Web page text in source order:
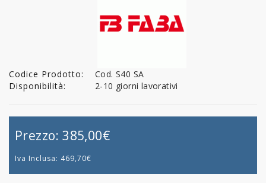
Codice Prodotto:
Cod. S40 SA
Disponibilità:
2-10 giorni lavorativi
Prezzo:385,00€
Iva Inclusa: 469,70€